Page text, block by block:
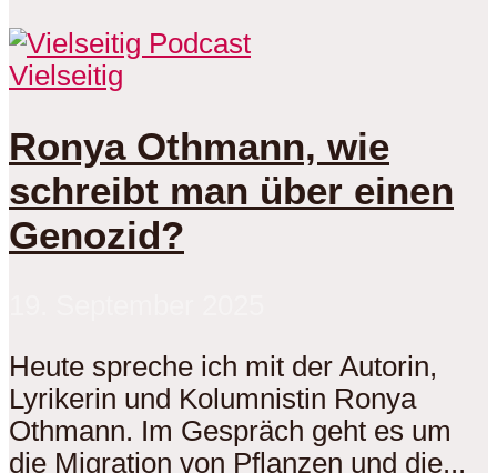
Vielseitig
Ronya Othmann, wie
schreibt man über einen
Genozid?
Heute spreche ich mit der Autorin,
Lyrikerin und Kolumnistin Ronya
Othmann. Im Gespräch geht es um
die Migration von Pflanzen und die...